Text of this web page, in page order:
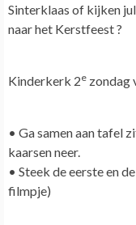
Sinterklaas of kijken
naar het Kerstfeest ?
Kinderkerk 2e zondag
• Ga samen aan tafel
kaarsen neer.
• Steek de eerste en
filmpje)